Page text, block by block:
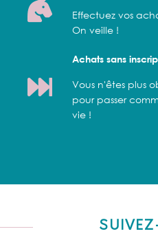
Effectuez vos
On veille !
Achats sans
Vous n'êtes plus
pour passer
vie !